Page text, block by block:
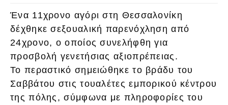
Ένα 11χρονο αγόρι στη Θεσσαλονίκη
δέχθηκε σεξουαλική παρενόχληση από
24χρονο, ο οποίος συνελήφθη για
προσβολή γενετήσιας αξιοπρέπειας.
Το περαστικό σημειώθηκε το βράδυ του
Σαββάτου στις τουαλέτες εμπορικού κέντρου
της πόλης, σύμφωνα με πληροφορίες του